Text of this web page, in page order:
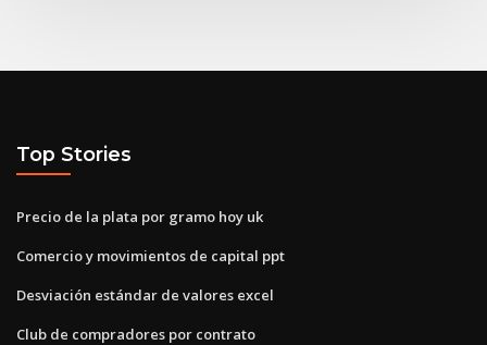
Top Stories
Precio de la plata por gramo hoy uk
Comercio y movimientos de capital ppt
Desviación estándar de valores excel
Club de compradores por contrato